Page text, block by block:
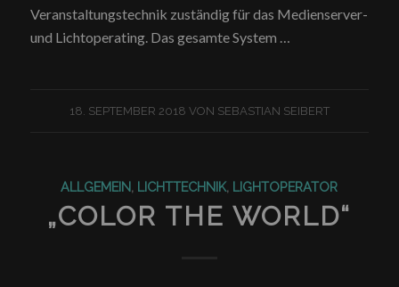
Veranstaltungstechnik zuständig für das Medienserver-
und Lichtoperating. Das gesamte System …
18. SEPTEMBER 2018 VON SEBASTIAN SEIBERT
ALLGEMEIN, LICHTTECHNIK, LIGHTOPERATOR
„COLOR THE WORLD“